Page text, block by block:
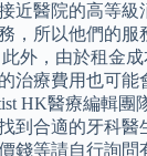
近醫院的高等級
，所以他們的服
外，由於租金
治療費用也可能
HK醫療編輯團
到合適的牙科醫
錢等請自行詢問